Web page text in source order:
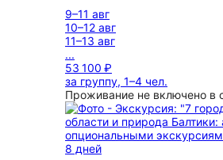
9–11 авг
10–12 авг
11–13 авг
...
53 100 ₽
за группу, 1–4 чел.
Проживание не включено в
8 дней